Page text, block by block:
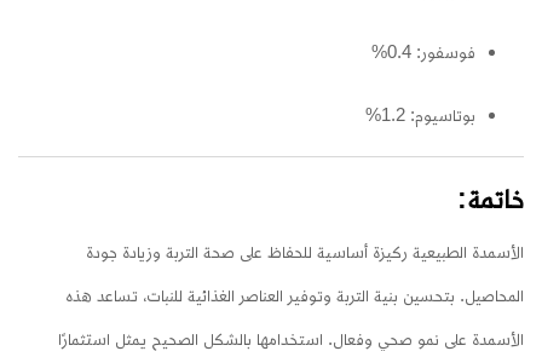
فوسفور: 0.4%
بوتاسيوم: 1.2%
خاتمة:
الأسمدة الطبيعية ركيزة أساسية للحفاظ على صحة التربة وزيادة جودة
المحاصيل. بتحسين بنية التربة وتوفير العناصر الغذائية للنبات، تساعد هذه
الأسمدة على نمو صحي وفعال. استخدامها بالشكل الصحيح يمثل استثمارًا